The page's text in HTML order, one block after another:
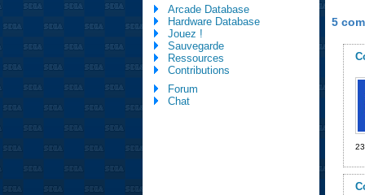
5
Arcade Database
Hardware Database
Jouez !
Sauvegarde
Ressources
Contributions
Forum
Chat